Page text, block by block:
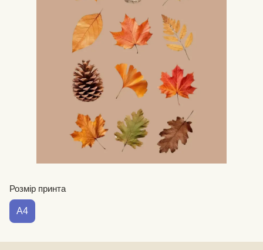
Розмір принта
А4